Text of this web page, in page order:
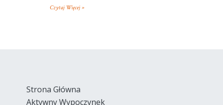
Czytaj Więcej »
Strona Główna
Aktywny Wypoczynek